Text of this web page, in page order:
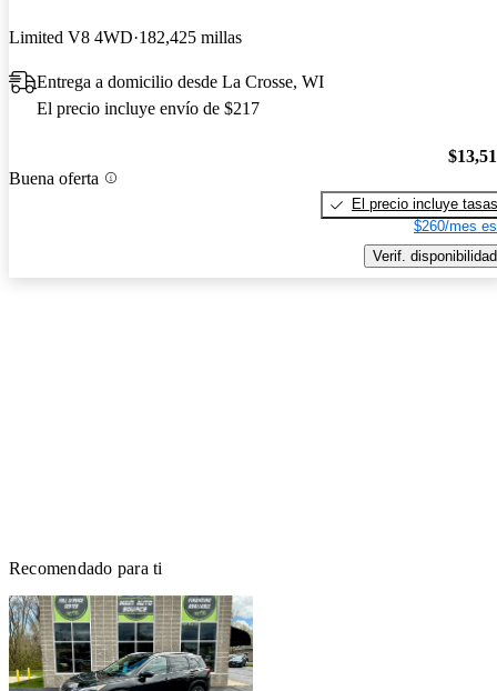
Limited V8 4WD 182,425 millas
Entrega a domicilio desde La Crosse, WI
El precio incluye envío de $217
Buena oferta
El precio incluye tasas
$260/mes
Verif. disponibilidad
Recomendado para ti